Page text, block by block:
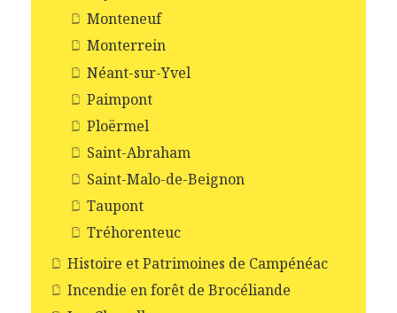
Monteneuf
Monterrein
Néant-sur-Yvel
Paimpont
Ploërmel
Saint-Abraham
Saint-Malo-de-Beignon
Taupont
Tréhorenteuc
Histoire et Patrimoines de Campénéac
Incendie en forêt de Brocéliande